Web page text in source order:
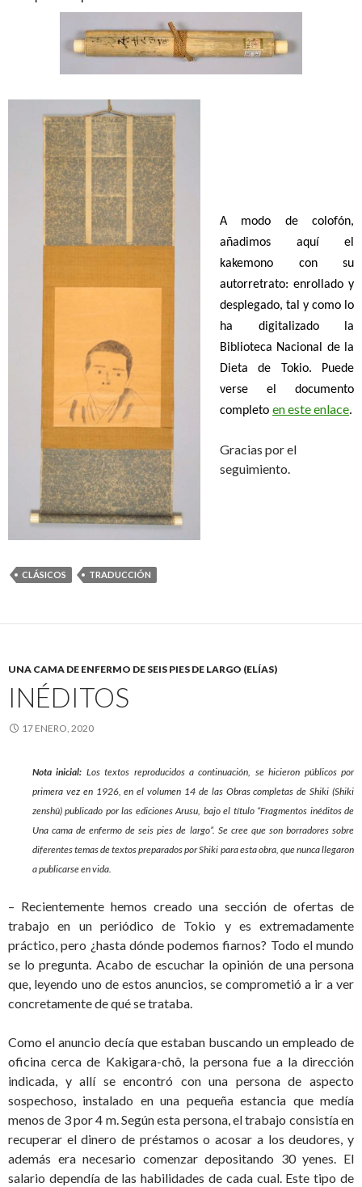
A modo de colofón,
añadimos aquí el
kakemono con su
autorretrato: enrollado y
desplegado, tal y como lo
ha digitalizado la
Biblioteca Nacional de la
Dieta de Tokio. Puede
verse el documento
completo en este enlace.
Gracias por el
seguimiento.
CLÁSICOS TRADUCCIÓN
UNA CAMA DE ENFERMO DE SEIS PIES DE LARGO (ELÍAS)
INÉDITOS
17 ENERO, 2020
Nota inicial: Los textos reproducidos a continuación, se hicieron públicos por
primera vez en 1926, en el volumen 14 de las Obras completas de Shiki (Shiki
zenshû) publicado por las ediciones Arusu, bajo el título “Fragmentos inéditos de
Una cama de enfermo de seis pies de largo”. Se cree que son borradores sobre
diferentes temas de textos preparados por Shiki para esta obra, que nunca llegaron
a publicarse en vida.
– Recientemente hemos creado una sección de ofertas de
trabajo en un periódico de Tokio y es extremadamente
práctico, pero ¿hasta dónde podemos fiarnos? Todo el mundo
se lo pregunta. Acabo de escuchar la opinión de una persona
que, leyendo uno de estos anuncios, se comprometió a ir a ver
concretamente de qué se trataba.
Como el anuncio decía que estaban buscando un empleado de
oficina cerca de Kakigara-chô, la persona fue a la dirección
indicada, y allí se encontró con una persona de aspecto
sospechoso, instalado en una pequeña estancia que medía
menos de 3 por 4 m. Según esta persona, el trabajo consistía en
recuperar el dinero de préstamos o acosar a los deudores, y
además era necesario comenzar depositando 30 yenes. El
salario dependía de las habilidades de cada cual. Este tipo de